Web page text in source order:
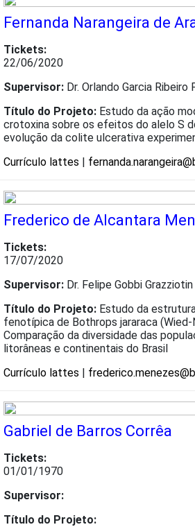
Fernanda Narangeira de
Tickets:
22/06/2020
Supervisor: Dr. Orlando Garcia Ribeiro
Título do Projeto: Estudo da ação
crotoxina sobre os efeitos do alelo S
evolução da colite ulcerativa
Currículo lattes |
Frederico de Alcantara
Tickets:
17/07/2020
Supervisor: Dr. Felipe Gobbi Grazziotin
Título do Projeto: Estudo da
fenotípica de Bothrops jararaca (Wied-
Comparação da diversidade das
litorâneas e continentais do Brasil
Currículo lattes |
Gabriel de Barros Corrêa
Tickets:
01/01/1970
Supervisor:
Título do Projeto: